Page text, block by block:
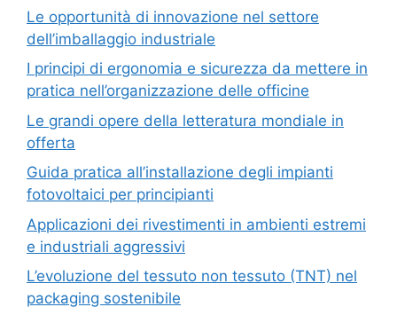
Le opportunità di innovazione nel settore
dell’imballaggio industriale
I principi di ergonomia e sicurezza da mettere in
pratica nell’organizzazione delle officine
Le grandi opere della letteratura mondiale in
offerta
Guida pratica all’installazione degli impianti
fotovoltaici per principianti
Applicazioni dei rivestimenti in ambienti estremi
e industriali aggressivi
L’evoluzione del tessuto non tessuto (TNT) nel
packaging sostenibile